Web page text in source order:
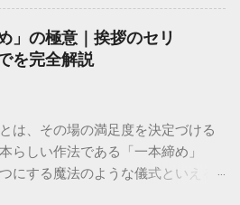
ジが強いかもしれませんが、個人
に充実しています。大切なのは、
先を選ぶことです。この記事で
業所への電話連絡、再配達の依頼
迷わずに解決できる方法を詳しく
クを持つ大手運送会社です。特に
て企業間の輸送において圧倒的な
用する場合、他の宅配業者と少し
」の極意｜挨拶のセリ
を完全解説
は、その場の満足度を決定づける
らしい作法である「一本締め」
にする魔法のような儀式といえる